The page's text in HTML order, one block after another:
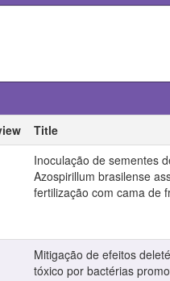
Title
Inoculação de sementes
Azospirillum brasilense
fertilização com cama de
Mitigação de efeitos
tóxico por bactérias